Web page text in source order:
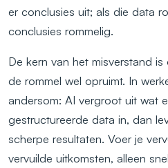
er conclusies uit; als die data
conclusies rommelig.
De kern van het misverstand
de rommel wel opruimt. In
andersom: AI vergroot uit wat
gestructureerde data in, dan
scherpe resultaten. Voer je
vervuilde uitkomsten, alleen